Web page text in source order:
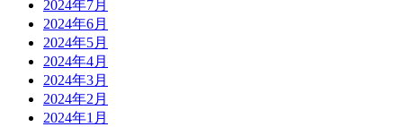
2024年7月
2024年6月
2024年5月
2024年4月
2024年3月
2024年2月
2024年1月